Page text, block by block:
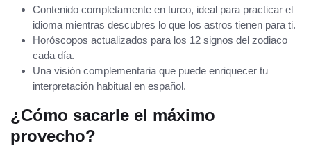
Contenido completamente en turco, ideal para practicar el
idioma mientras descubres lo que los astros tienen para ti.
Horóscopos actualizados para los 12 signos del zodiaco
cada día.
Una visión complementaria que puede enriquecer tu
interpretación habitual en español.
¿Cómo sacarle el máximo
provecho?